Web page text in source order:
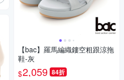
【bac】羅馬編織鏤空粗跟涼拖
鞋-灰
$2,059 84折